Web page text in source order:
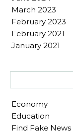
March 2023
February 2023
February 2021
January 2021
Economy
Education
Find Fake News